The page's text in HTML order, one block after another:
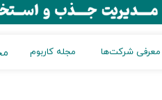
معرفی شرکت‌ها مجله کاربوم